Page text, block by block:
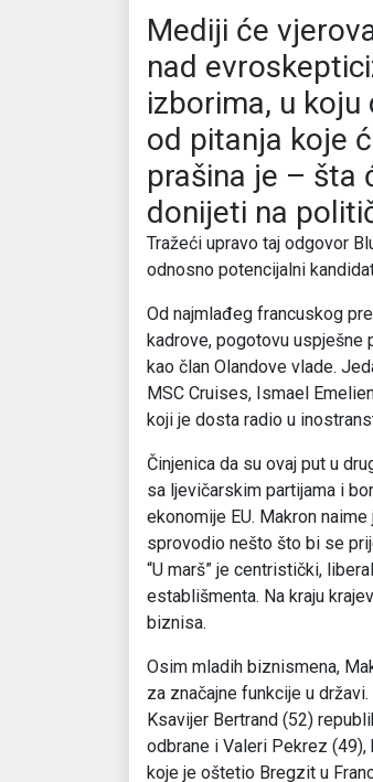
Mediji će
nad
izborima, u koju
od pitanja koje
prašina je – šta
donijeti na
Tražeći upravo taj odgovor
odnosno potencijalni
Od najmlađeg francuskog
kadrove, pogotovu uspješne
kao član Olandove vlade.
MSC Cruises, Ismael
koji je dosta radio u
Činjenica da su ovaj put u
sa ljevičarskim partijama i
ekonomije EU. Makron
sprovodio nešto što bi se
“U marš” je centristički,
establišmenta. Na kraju
biznisa.
Osim mladih biznismena,
za značajne funkcije u
Ksavijer Bertrand (52)
odbrane i Valeri Pekrez
koje je oštetio Bregzit u